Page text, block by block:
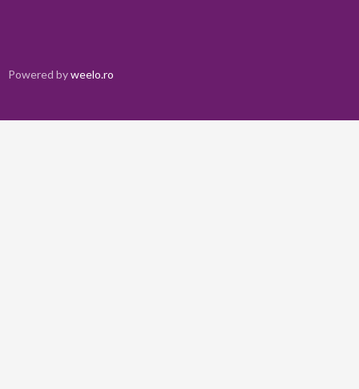
Powered byweelo.ro